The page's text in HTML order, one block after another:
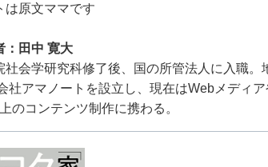
原文ママです
：田中 寛大
社会学研究科修了後、国の所管法人に入職。
社アマノートを設立し、現在はWebメディ
のコンテンツ制作に携わる。